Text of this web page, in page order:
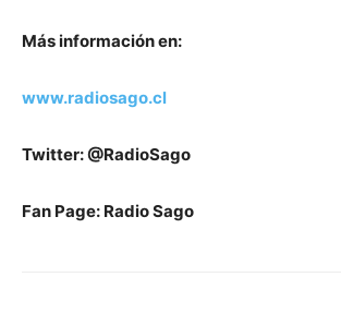
Másinformaciónen:
www.radiosago.cl
Twitter: @RadioSago
Fan Page: Radio Sago